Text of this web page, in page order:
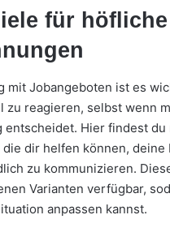
für höfliche
mit Jobangeboten ist es
zu reagieren, selbst wenn
entscheidet. Hier findest du
die dir helfen können, deine
zu kommunizieren.
Varianten verfügbar,
anpassen kannst.